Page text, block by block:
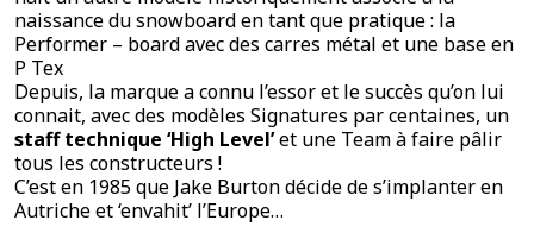
naissance du snowboard en tant que pratique : la
Performer – board avec des carres métal et une base en
P Tex
Depuis, la marque a connu l’essor et le succès qu’on lui
connait, avec des modèles Signatures par centaines, un
staff technique ‘High Level’et une Team à faire pâlir
tous les constructeurs !
C’est en 1985 que Jake Burton décide de s’implanter en
Autriche et ‘envahit’ l’Europe…